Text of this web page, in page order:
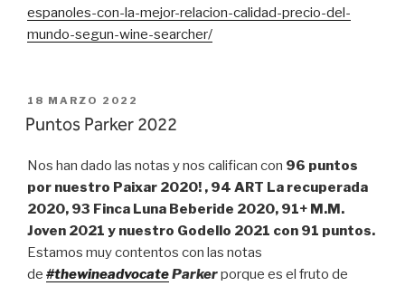
espanoles-con-la-mejor-relacion-calidad-precio-del-
mundo-segun-wine-searcher/
PUBLICADO
EL
18 MARZO 2022
Puntos Parker 2022
Nos han dado las notas y nos califican con 96 puntos
por nuestro Paixar 2020! , 94 ART La recuperada
2020, 93 Finca Luna Beberide 2020, 91+ M.M.
Joven 2021 y nuestro Godello 2021 con 91 puntos.
Estamos muy contentos con las notas
de #thewineadvocateParkerporque es el fruto de